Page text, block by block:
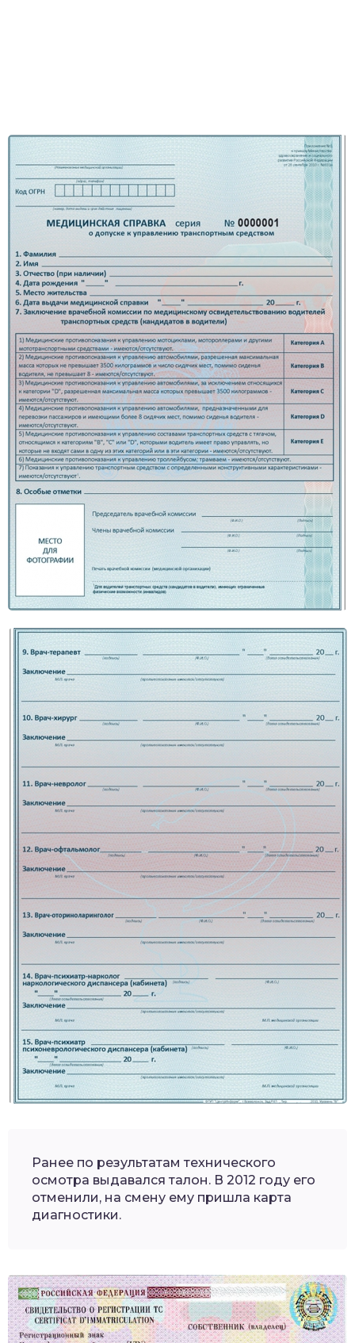
Ранее по результатам технического
осмотра выдавался талон. В 2012 году его
отменили, на смену ему пришла карта
диагностики.